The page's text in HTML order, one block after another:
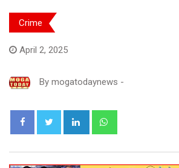
Crime
April 2, 2025
By mogatodaynews -
LinkedIn